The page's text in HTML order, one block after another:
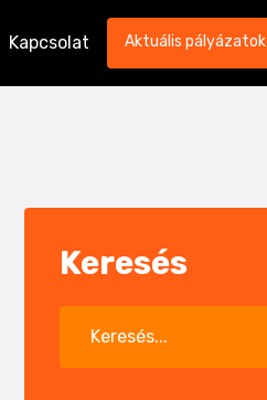
Kapcsolat Aktuális pályázatok
Keresés